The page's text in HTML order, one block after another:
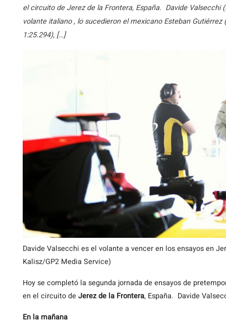
el circuito de Jerez de la Frontera, España. Davide Valsecchi
volante italiano , lo sucedieron el mexicano Esteban
1:25.294), […]
Davide Valsecchi es el volante a vencer en los ensayos en
Kalisz/GP2 Media Service)
Hoyse completó la segunda jornada de ensayos de
en el circuito de Jerez de la Frontera, España. Davide
En la mañana